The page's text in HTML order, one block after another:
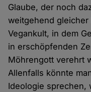
Glaube, der noch
weitgehend gleicher
Vegankult, in dem
in erschöpfenden
Möhrengott verehrt
Allenfalls könnte
Ideologie sprechen,